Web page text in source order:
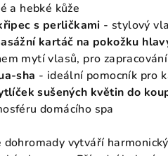
a hebké kůže
s perličkami - stylový
kartáč na pokožku
mytí vlasů, pro
sha - ideální pomocník pro
sušených květin do
domácího spa
dohromady vytváří